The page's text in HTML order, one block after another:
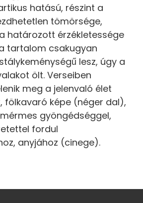
hatású, részint a
tömörsége,
határozott érzékletessége
tartalom csakugyan
lesz, úgy a
ölt. Verseiben
meg a jelenvaló élet
fölkavaró képe (néger dal),
gyöngédséggel,
fordul
anyjához (cinege).